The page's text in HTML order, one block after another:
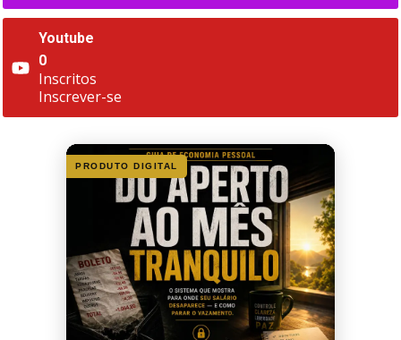
Youtube
0
Inscritos
Inscrever-se
PRODUTO DIGITAL